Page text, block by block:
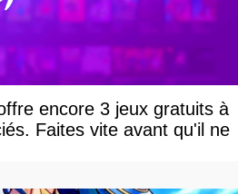
encore 3 jeux gratuits à
Faites vite avant qu'il ne